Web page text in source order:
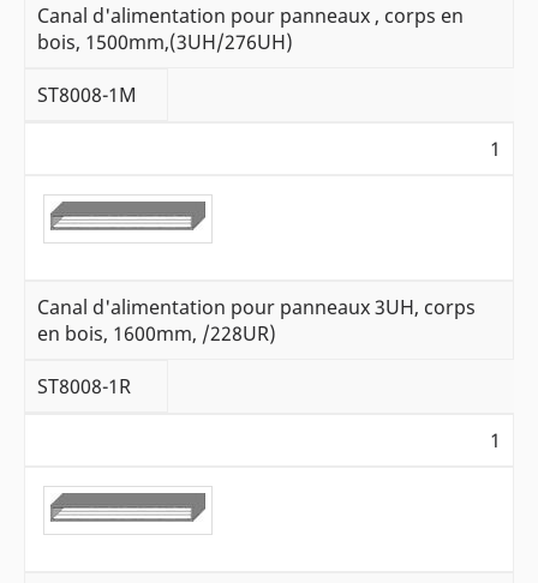
Canal d'alimentation pour panneaux , corps en
bois, 1500mm,(3UH/276UH)
ST8008-1M
1
Canal d'alimentation pour panneaux 3UH, corps
en bois, 1600mm, /228UR)
ST8008-1R
1